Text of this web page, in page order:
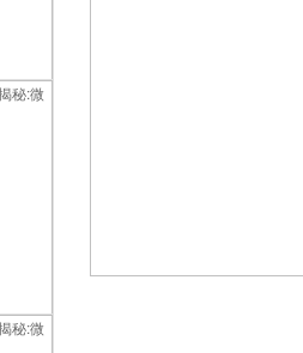
深圳微型直流电机电机厂家为您揭秘:微型直流电机的销售方案
深圳微型直流电机电机厂家为您揭秘:微型直流电机营销策略